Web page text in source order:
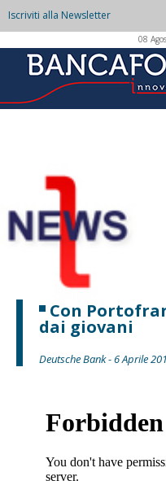
Iscriviti alla Newsletter
08
Con
dai giovani
Deutsche Bank - 6 Aprile